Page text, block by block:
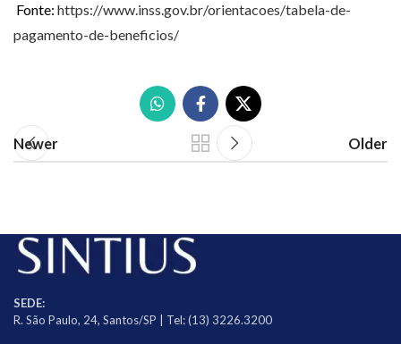
Fonte: https://www.inss.gov.br/orientacoes/tabela-de-
pagamento-de-beneficios/
Newer Older
SEDE:
R. São Paulo, 24, Santos/SP | Tel: (13) 3226.3200